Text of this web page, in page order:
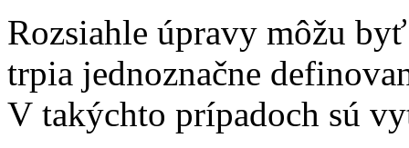
Rozsiahle úpravy môžu
trpia jednoznačne
V takýchto prípadoch sú